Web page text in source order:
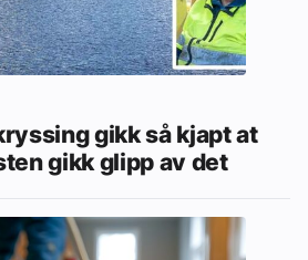
gikk så kjapt at
gikk glipp av det